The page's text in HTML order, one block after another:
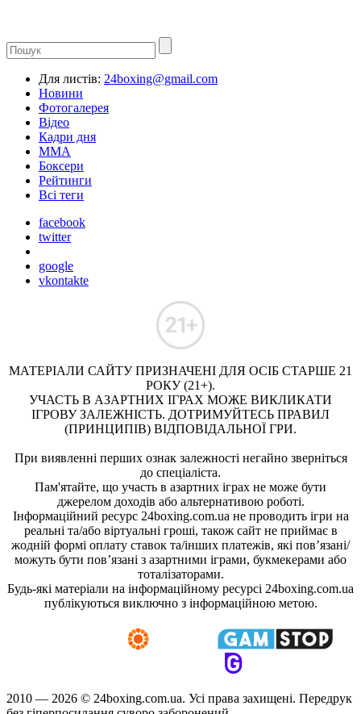
Для листів: 24boxing@gmail.com
Новини
Фотогалерея
Відео
Кадри дня
ММА
Боксери
Рейтинги
Всі теги
facebook
twitter
google
vkontakte
МАТЕРІАЛИ САЙТУ ПРИЗНАЧЕНІ ДЛЯ ОСІБ СТАРШЕ 21
РОКУ (21+).
УЧАСТЬ В АЗАРТНИХ ІГРАХ МОЖЕ ВИКЛИКАТИ
ІГРОВУ ЗАЛЕЖНІСТЬ. ДОТРИМУЙТЕСЬ ПРАВИЛ
(ПРИНЦИПІВ) ВІДПОВІДАЛЬНОЇ ГРИ.
При виявленні перших ознак залежності негайно зверніться
до спеціаліста.
Пам'ятайте, що участь в азартних іграх не може бути
джерелом доходів або альтернативою роботі.
Інформаційний ресурс 24boxing.com.ua не проводить ігри на
реальні та/або віртуальні гроші, також сайт не приймає в
жодній формі оплату ставок та/інших платежів, які пов’язані/
можуть бути пов’язані з азартними іграми, букмекерами або
тоталізаторами.
Будь-які матеріали на інформаційному ресурсі 24boxing.com.ua
публікуються виключно з інформаційною метою.
2010 — 2026 © 24boxing.com.ua. Усi права захищенi. Передрук